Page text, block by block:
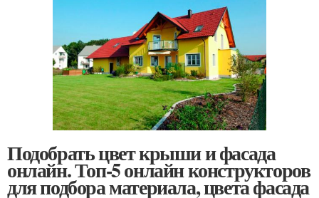
Подобрать цвет крыши и фасада
онлайн. Топ-5 онлайн конструкторов
для подбора материала, цвета фасада